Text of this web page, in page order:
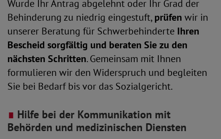
Wurde Ihr Antrag abgelehnt oder Ihr Grad der
Behinderung zu niedrig eingestuft,prüfen wir in
unserer Beratung für Schwerbehinderte Ihren
Bescheid sorgfältig und beraten Sie zu den
nächsten Schritten. Gemeinsam mit Ihnen
formulieren wir den Widerspruch und begleiten
Sie bei Bedarf bis vor das Sozialgericht.
∎ Hilfe bei der Kommunikation mit
Behörden und medizinischen Diensten